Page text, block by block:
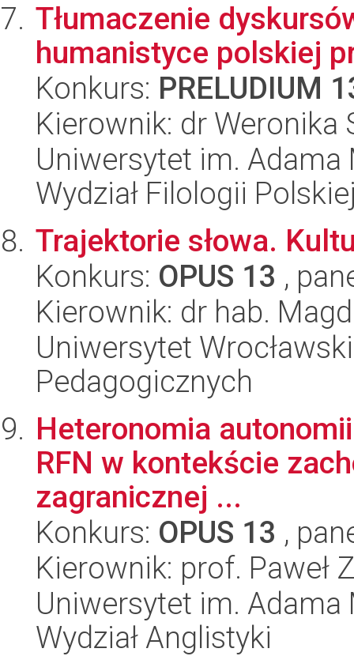
Tłumaczenie
humanistyce polskiej
Konkurs: PRELUDIUM
Kierownik: dr Weronika
Uniwersytet im.
Wydział Filologii
Trajektorie słowa.
Konkurs: OPUS 13 ,
Kierownik: dr hab.
Uniwersytet
Pedagogicznych
Heteronomia
RFN w kontekście
zagranicznej ...
Konkurs: OPUS 13 ,
Kierownik: prof. Paweł
Uniwersytet im.
Wydział Anglistyki